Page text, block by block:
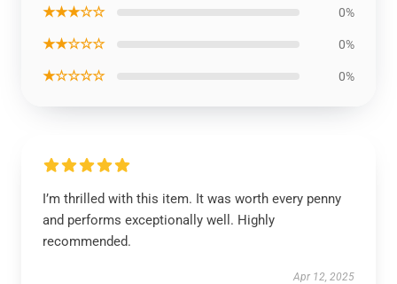
★★★☆☆ 0%
★★☆☆☆ 0%
★☆☆☆☆ 0%
I’m thrilled with this item. It was worth every penny
and performs exceptionally well. Highly
recommended.
Apr 12, 2025